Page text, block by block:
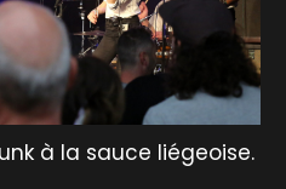
à la sauce liégeoise.